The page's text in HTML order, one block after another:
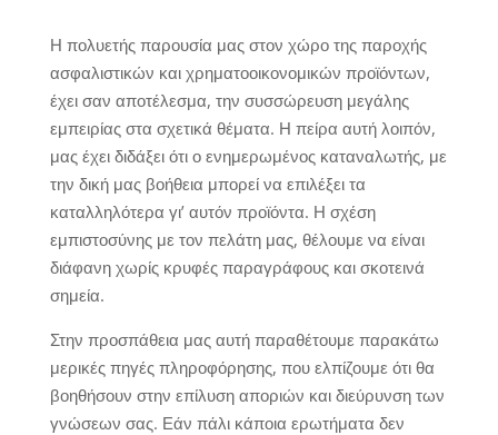
Η πολυετής παρουσία μας στον χώρο της παροχής
ασφαλιστικών και χρηματοοικονομικών προϊόντων,
έχει σαν αποτέλεσμα, την συσσώρευση μεγάλης
εμπειρίας στα σχετικά θέματα. Η πείρα αυτή λοιπόν,
μας έχει διδάξει ότι ο ενημερωμένος καταναλωτής, με
την δική μας βοήθεια μπορεί να επιλέξει τα
καταλληλότερα γι’ αυτόν προϊόντα. Η σχέση
εμπιστοσύνης με τον πελάτη μας, θέλουμε να είναι
διάφανη χωρίς κρυφές παραγράφους και σκοτεινά
σημεία.
Στην προσπάθεια μας αυτή παραθέτουμε παρακάτω
μερικές πηγές πληροφόρησης, που ελπίζουμε ότι θα
βοηθήσουν στην επίλυση αποριών και διεύρυνση των
γνώσεων σας. Εάν πάλι κάποια ερωτήματα δεν